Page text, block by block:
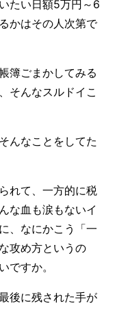
たい日額5万円～6
かはその人次第で
簿ごまかしてみる
そんなスルドイこ
んなことをしてた
れて、一方的に税
な血も涙もないイ
、なにかこう「一
攻め方というの
ですか。
後に残された手が